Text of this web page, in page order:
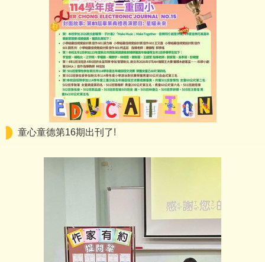
童心童德第16期出刊了!